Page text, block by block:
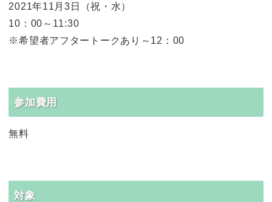
2021年11月3日（祝・水）
10：00～11:30
※希望者アフタートークあり～12：00
参加費用
無料
対象